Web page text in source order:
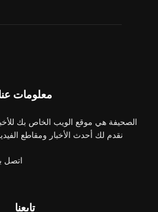
معلومات
الصحيفة هي موقع الويب الخاص بك
نقدم لك أحدث الأخبار ومقاطع
اتصل
تابعنا